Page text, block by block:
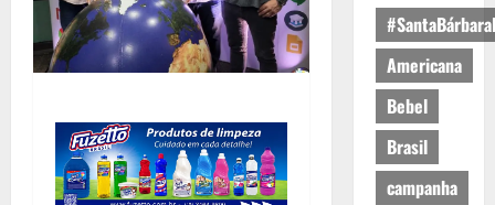
Americana
Bebel
Brasil
campanha